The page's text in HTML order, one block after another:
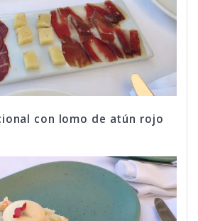
con lomo de atún rojo